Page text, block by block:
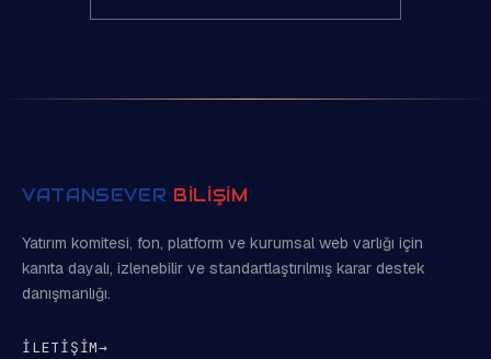
VATANSEVER BİLİŞİM
Yatırım komitesi, fon, platform ve kurumsal web varlığı için
kanıta dayalı, izlenebilir ve standartlaştırılmış karar destek
danışmanlığı.
İLETİŞİM→